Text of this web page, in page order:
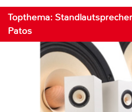
Topthema:
Patos